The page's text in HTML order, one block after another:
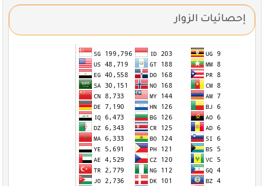
إحصائيات الزوار